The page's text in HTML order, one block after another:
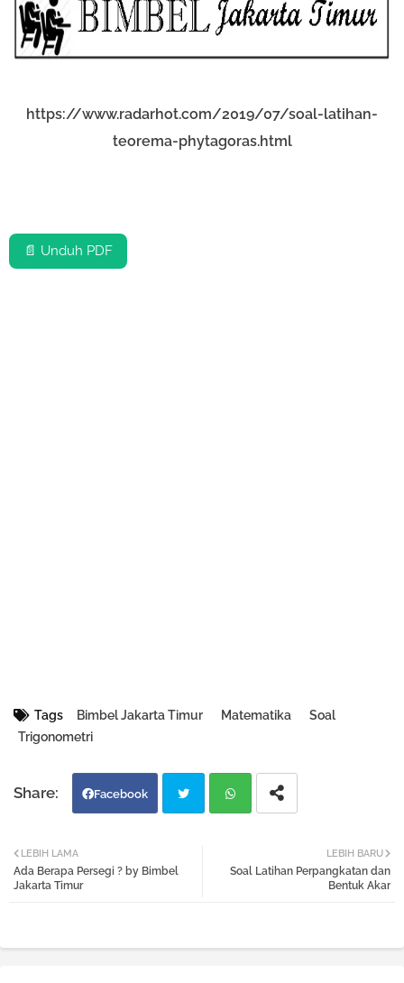
https://www.radarhot.com/2019/07/soal-latihan-
teorema-phytagoras.html
📄 Unduh PDF
Tags Bimbel Jakarta Timur Matematika
Soal
Trigonometri
Facebook
tter atsa
LEBIH BARU
Soal Latihan Perpangkatan dan
Bentuk Akar
LEBIH LAMA
Ada Berapa Persegi ? by Bimbel
Jakarta Timur